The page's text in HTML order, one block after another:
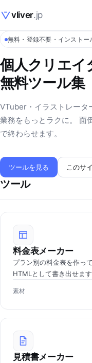
vliver.jp
無料・登録不要・インストー
個人クリエイ
無料ツール集
VTuber・イラストレータ
業務をもっとラクに。 面
で終わらせます。
ツールを見る このサ
ツール
料金表メーカー
プラン別の料金表を作っ
HTMLとして書き出せます
素材
見積書メーカー